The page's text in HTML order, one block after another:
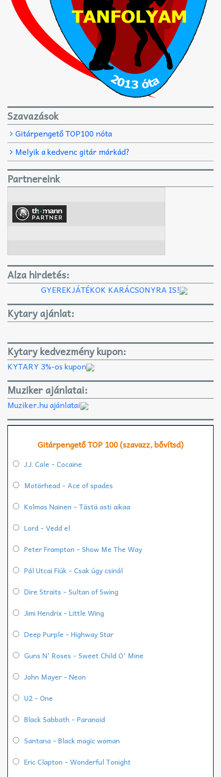
Szavazások
Gitárpengető TOP100 nóta
Melyik a kedvenc gitár márkád?
Partnereink
Alza hirdetés:
GYEREKJÁTÉKOK KARÁCSONYRA IS!
Kytary ajánlat:
Kytary kedvezmény kupon:
KYTARY 3%-os kupon
Muziker ajánlatai:
Muziker.hu ajánlatai
Gitárpengető TOP 100 (szavazz, bővítsd)
J.J. Cale - Cocaine
Motörhead - Ace of spades
Kolmas Nainen - Tästä asti aikaa
Lord - Vedd el
Peter Frampton - Show Me The Way
Pál Utcai Fiúk - Csak úgy csinál
Dire Straits - Sultan of Swing
Jimi Hendrix - Little Wing
Deep Purple - Highway Star
Guns N' Roses - Sweet Child O' Mine
John Mayer - Neon
U2 - One
Black Sabbath - Paranoid
Santana - Black magic woman
Eric Clapton - Wonderful Tonight